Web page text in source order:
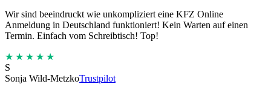
Wir sind beeindruckt wie unkompliziert eine KFZ Online
Anmeldung in Deutschland funktioniert! Kein Warten auf einen
Termin. Einfach vom Schreibtisch! Top!
★★★★★
S
Sonja Wild-MetzkoTrustpilot